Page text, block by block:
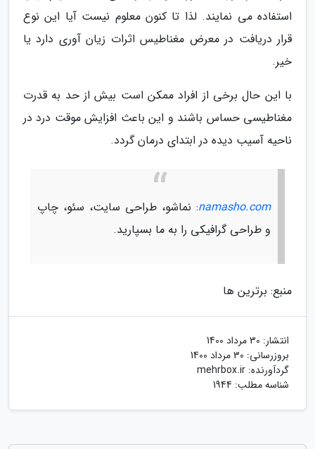
استفاده می نمایند. لذا تا کنون معلوم نیست آیا این نوع
قرار دریافت در معرض مغناطیس اثرات زیان آوری دارد یا
خیر.
با این حال برخی از افراد ممکن است بیش از حد به قدرت
مغناطیسی حساس باشند و این باعث افزایش موقت درد در
ناحیه آسیب دیده در ابتدای درمان گردد.
namasho.com: نماشو، طراحی سایت، سئو، چاپ
و طراحی گرافیکی را به ما بسپارید.
منبع: برترین ها
انتشار: 30 مرداد 1400
بروزرسانی: 30 مرداد 1400
گردآورنده: mehrbox.ir
شناسه مطلب: 1944